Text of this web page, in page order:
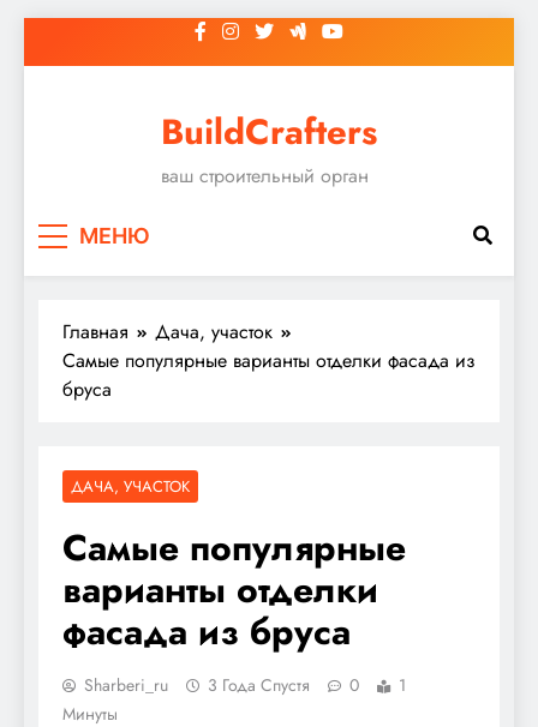
к
BuildCrafters
ваш строительный орган
МЕНЮ
Главная
Дача, участок
Самые популярные варианты отделки фасада из
бруса
ДАЧА, УЧАСТОК
Самые популярные
варианты отделки
фасада из бруса
Sharberi_ru 3 Года Спустя 0
1
Минуты